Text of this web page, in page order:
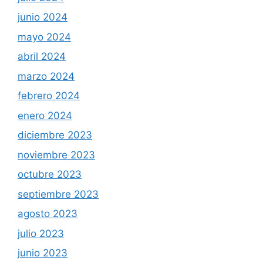
junio 2024
mayo 2024
abril 2024
marzo 2024
febrero 2024
enero 2024
diciembre 2023
noviembre 2023
octubre 2023
septiembre 2023
agosto 2023
julio 2023
junio 2023